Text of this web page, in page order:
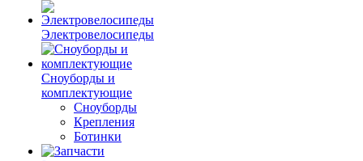
Электровелосипеды
Cноуборды и
комплектующие
Сноуборды
Крепления
Ботинки